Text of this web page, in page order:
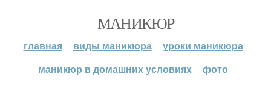
МАНИКЮР
главная виды маникюра
уроки маникюра
маникюр в домашних условиях
фото